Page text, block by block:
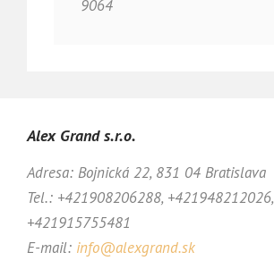
9064
Alex Grand s.r.o.
Adresa: Bojnická 22, 831 04 Bratislava
Tel.: +421908206288, +421948212026,
+421915755481
E-mail: info@alexgrand.sk